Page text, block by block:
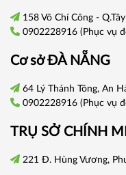
158 Võ Chí Công -
0902228916(Phục vụ
Cơ sởĐÀ NẴNG
64 Lý Thánh Tông, An
0902228916(Phục vụ
TRỤ SỞ CHÍNH
221 Đ. Hùng Vương,